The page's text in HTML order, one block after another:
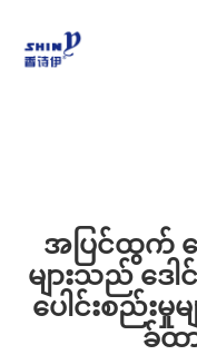
အပြင်ထွက် ရ
များသည် ဒေ
ပေါင်းစည်းမှု
ခ်ထ